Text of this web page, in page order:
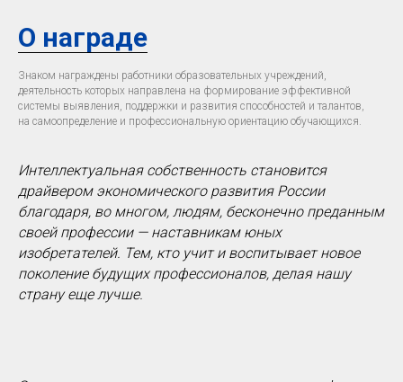
О награде
Знаком награждены работники образовательных учреждений,
деятельность которых направлена на формирование эффективной
системы выявления, поддержки и развития способностей и талантов,
на самоопределение и профессиональную ориентацию обучающихся.
Интеллектуальная собственность становится
драйвером экономического развития России
благодаря, во многом, людям, бесконечно преданным
своей профессии — наставникам юных
изобретателей. Тем, кто учит и воспитывает новое
поколение будущих профессионалов, делая нашу
страну еще лучше.